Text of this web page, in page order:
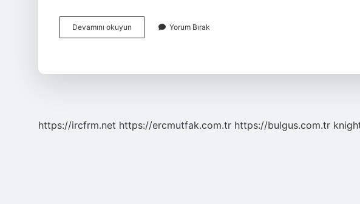
Devamını okuyun
Verileri
Yorum Bırak
https://ircfrm.net https://ercmutfak.com.tr https://bulgus.com.tr